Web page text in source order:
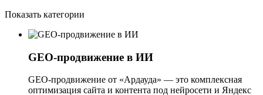
Показать категории
GEO-продвижение в ИИ
GEO-продвижение от «Ардауда» — это комплексная
оптимизация сайта и контента под нейросети и Яндекс